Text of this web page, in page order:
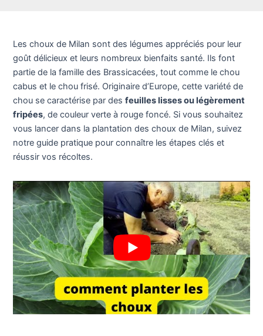
Les choux de Milan sont des légumes appréciés pour leur
goût délicieux et leurs nombreux bienfaits santé. Ils font
partie de la famille des Brassicacées, tout comme le chou
cabus et le chou frisé. Originaire d’Europe, cette variété de
chou se caractérise par desfeuilles lisses ou légèrement
fripées, de couleur verte à rouge foncé. Si vous souhaitez
vous lancer dans la plantation des choux de Milan, suivez
notre guide pratique pour connaître les étapes clés et
réussir vos récoltes.